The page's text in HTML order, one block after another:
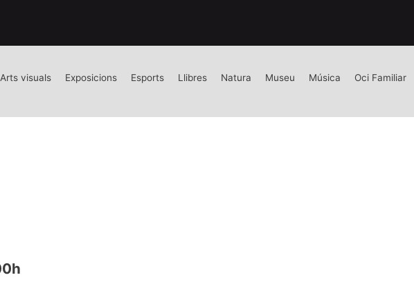
Arts visuals Exposicions Esports Llibres Natura Museu Música Oci Familiar